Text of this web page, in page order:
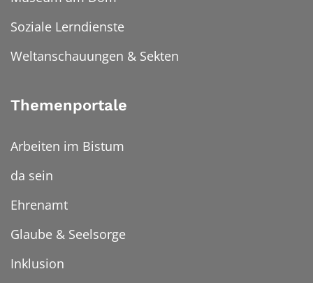
Soziale Lerndienste
Weltanschauungen & Sekten
Themenportale
Arbeiten im Bistum
da sein
Ehrenamt
Glaube & Seelsorge
Inklusion